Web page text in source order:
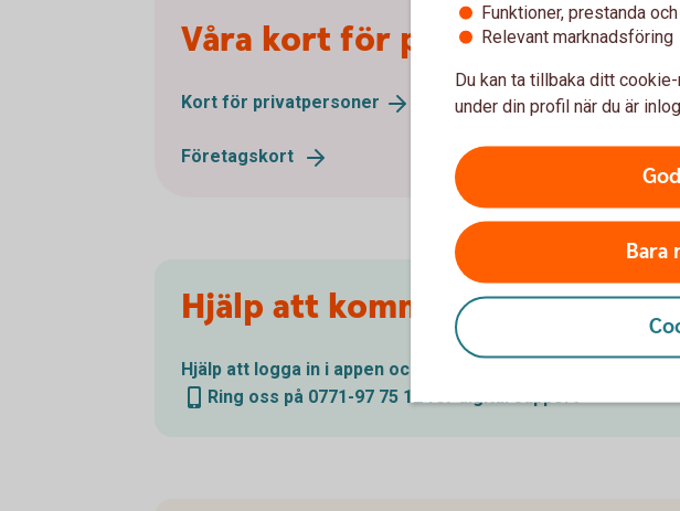
Våra kort för privatpersoner
Kort för privatpersoner
Företagskort
Hjälp att komma igång?
Hjälp att logga in i appen och
Ring oss på 0771-97 75 12 för digital support
Funktioner, prestanda
Relevant marknadsföring
Du kan ta tillbaka ditt
under din profil när du är
Bara